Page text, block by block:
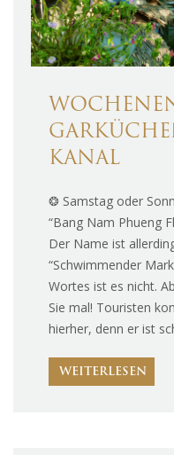
KANAL
❂ Samstag oder
“Bang Nam Phueng
Der Name ist
“Schwimmender
Wortes ist es nicht.
Sie mal! Touristen
hierher, denn er ist
WEITERLESEN